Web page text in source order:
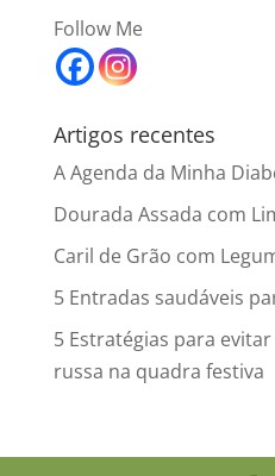
Follow Me
Artigos recentes
A Agenda da Minha
Dourada Assada com
Caril de Grão com
5 Entradas saudáveis
5 Estratégias para
russa na quadra festiva